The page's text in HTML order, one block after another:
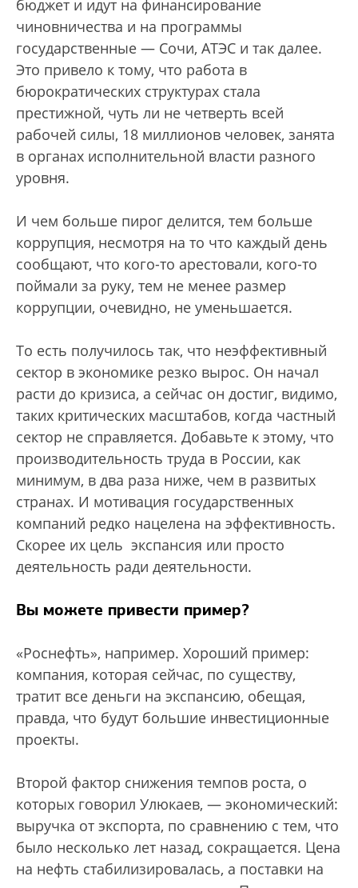
бюджет и идут на финансирование
чиновничества и на программы
государственные — Сочи, АТЭС и так далее.
Это привело к тому, что работа в
бюрократических структурах стала
престижной, чуть ли не четверть всей
рабочей силы, 18 миллионов человек, занята
в органах исполнительной власти разного
уровня.
И чем больше пирог делится, тем больше
коррупция, несмотря на то что каждый день
сообщают, что кого-то арестовали, кого-то
поймали за руку, тем не менее размер
коррупции, очевидно, не уменьшается.
То есть получилось так, что неэффективный
сектор в экономике резко вырос. Он начал
расти до кризиса, а сейчас он достиг, видимо,
таких критических масштабов, когда частный
сектор не справляется. Добавьте к этому, что
производительность труда в России, как
минимум, в два раза ниже, чем в развитых
странах. И мотивация государственных
компаний редко нацелена на эффективность.
Скорее их цель экспансия или просто
деятельность ради деятельности.
Вы можете привести пример?
«Роснефть», например. Хороший пример:
компания, которая сейчас, по существу,
тратит все деньги на экспансию, обещая,
правда, что будут большие инвестиционные
проекты.
Второй фактор снижения темпов роста, о
которых говорил Улюкаев, — экономический:
выручка от экспорта, по сравнению с тем, что
было несколько лет назад, сокращается. Цена
на нефть стабилизировалась, а поставки на